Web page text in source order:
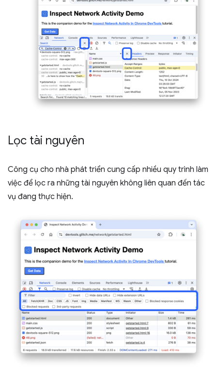
Lọc tài nguyên
Công cụ cho nhà phát triển cung cấp nhiều quy trình làm
việc để lọc ra những tài nguyên không liên quan đến tác
vụ đang thực hiện.